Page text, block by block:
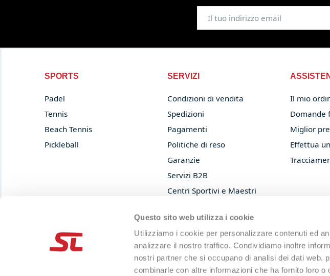
Questo sito web utilizza i cookie
Utilizziamo i cookie per personalizzare contenuti ed
analizzare il nostro traffico. Condividiamo inoltre
nostri partner che si occupano di analisi dei dati web,
combinarle con altre informazioni che ha fornito loro
SPORTS
Padel
Tennis
Beach Tennis
Pickleball
SERVIZI
Condizioni di vendita
Spedizioni
Pagamenti
Politiche di reso
Garanzie
Servizi B2B
Centri Sportivi e Maestri
Privacy Policy
Cookie Policy
Il mio
Domande
Miglior
Effettua